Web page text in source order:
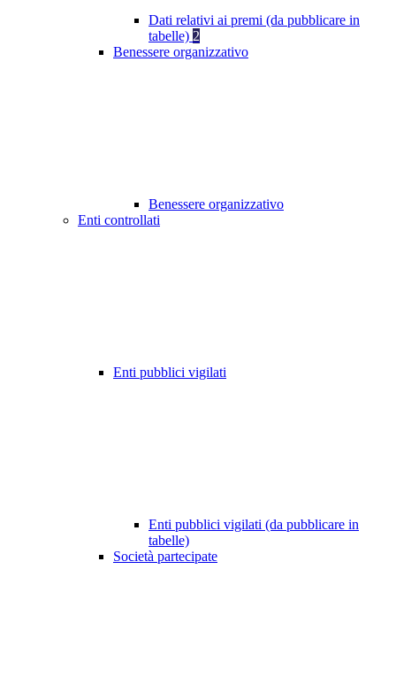
Dati relativi ai premi (da pubblicare in
tabelle) 2
Benessere organizzativo
Benessere organizzativo
Enti controllati
Enti pubblici vigilati
Enti pubblici vigilati (da pubblicare in
tabelle)
Società partecipate